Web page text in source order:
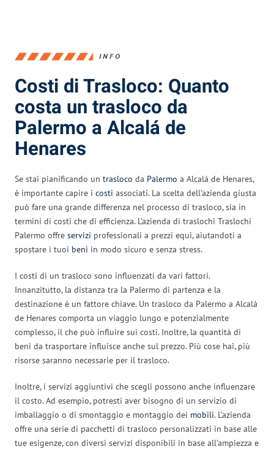
INFO
Costi di Trasloco: Quanto
costa un trasloco da
Palermo a Alcalá de
Henares
Se stai pianificando un trasloco da Palermo a Alcalá de Henares,
è importante capire i costi associati. La scelta dell’azienda giusta
può fare una grande differenza nel processo di trasloco, sia in
termini di costi che di efficienza. L’azienda di traslochi Traslochi
Palermo offre servizi professionali a prezzi equi, aiutandoti a
spostare i tuoi beni in modo sicuro e senza stress.
I costi di un trasloco sono influenzati da vari fattori.
Innanzitutto, la distanza tra la Palermo di partenza e la
destinazione è un fattore chiave. Un trasloco da Palermo a Alcalá
de Henares comporta un viaggio lungo e potenzialmente
complesso, il che può influire sui costi. Inoltre, la quantità di
beni da trasportare influisce anche sul prezzo. Più cose hai, più
risorse saranno necessarie per il trasloco.
Inoltre, i servizi aggiuntivi che scegli possono anche influenzare
il costo. Ad esempio, potresti aver bisogno di un servizio di
imballaggio o di smontaggio e montaggio dei mobili. L’azienda
offre una serie di pacchetti di trasloco personalizzati in base alle
tue esigenze, con diversi servizi disponibili in base all’ampiezza e